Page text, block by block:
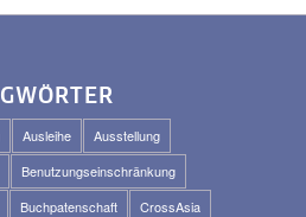
Ausleihe
Ausstellung
Benutzungseinschränkung
Buchpatenschaft
CrossAsia